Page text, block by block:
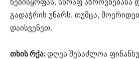
გადაჭრის უნარს. თუმცა,
დაისვენეთ.
თხის რქა:დღეს შესაძლოა